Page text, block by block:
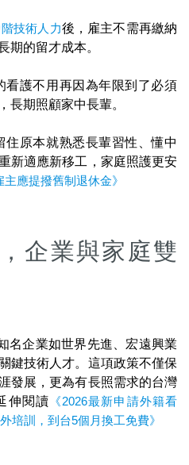
技術人力後，雇主不需再繳納
期的留才成本。
看護不用再因為年限到了必須
長期照顧家中長輩。
原本就熟悉長輩習性、懂中
新適應新移工，家庭照護更安
主應提撥舊制退休金》
企業與家庭雙
名企業如世界先進、宏遠興業
鍵技術人才。這項政策不僅保
發展，更為有長照需求的台灣
伸閱讀 《2026最新申請外籍看
培訓，到台5個月換工免費》